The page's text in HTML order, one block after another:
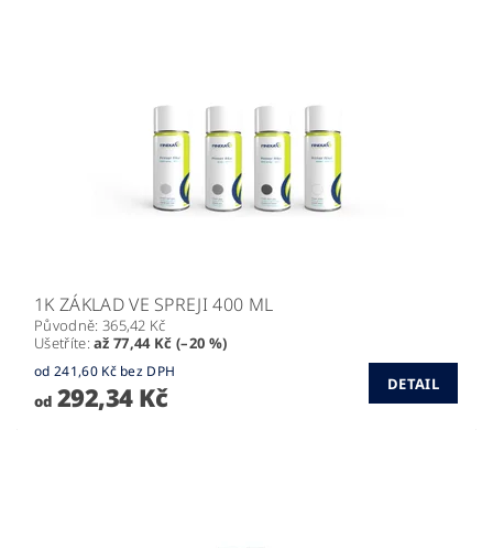
1K ZÁKLAD VE SPREJI 400 ML
Původně: 365,42 Kč
Ušetříte:až 77,44 Kč (–20 %)
od 241,60 Kč bez DPH
od292,34 Kč DETAIL